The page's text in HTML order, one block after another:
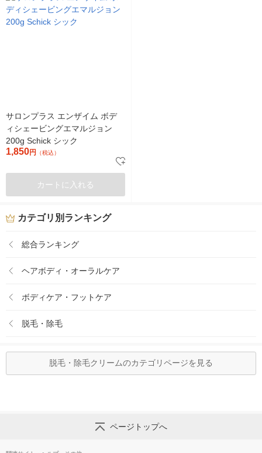
サロンプラス エンザイム ボデ
ィシェービングエマルジョン
200g Schick シック
1,850円 （税込）
カートに入れる
カテゴリ別ランキング
総合ランキング
ヘアボディ・オーラルケア
ボディケア・フットケア
脱毛・除毛
脱毛・除毛クリームのカテゴリページを見る
ページトップへ